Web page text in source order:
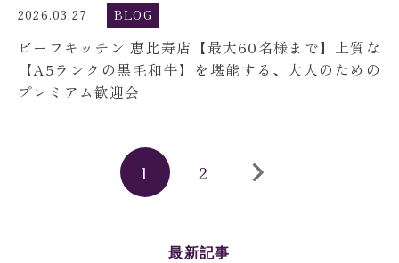
2026.03.27 BLOG
ビーフキッチン 恵比寿店【最大60名様まで】上質な
【A5ランクの黒毛和牛】を堪能する、大人のための
プレミアム歓迎会
1 2
最新記事